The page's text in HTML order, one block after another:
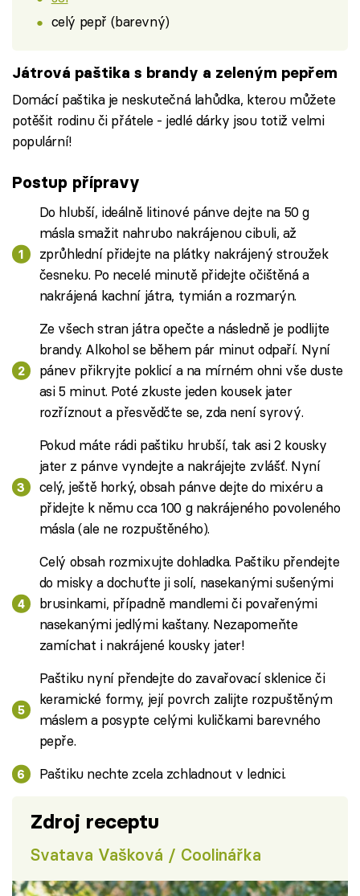
celý pepř (barevný)
Játrová paštika s brandy a zeleným pepřem
Domácí paštika je neskutečná lahůdka, kterou můžete
potěšit rodinu či přátele - jedlé dárky jsou totiž velmi
populární!
Postup přípravy
Do hlubší, ideálně litinové pánve dejte na 50 g
másla smažit nahrubo nakrájenou cibuli, až
zprůhlední přidejte na plátky nakrájený stroužek
česneku. Po necelé minutě přidejte očištěná a
nakrájená kachní játra, tymián a rozmarýn.
Ze všech stran játra opečte a následně je podlijte
brandy. Alkohol se během pár minut odpaří. Nyní
pánev přikryjte poklicí a na mírném ohni vše duste
asi 5 minut. Poté zkuste jeden kousek jater
rozříznout a přesvědčte se, zda není syrový.
Pokud máte rádi paštiku hrubší, tak asi 2 kousky
jater z pánve vyndejte a nakrájejte zvlášť. Nyní
celý, ještě horký, obsah pánve dejte do mixéru a
přidejte k němu cca 100 g nakrájeného povoleného
másla (ale ne rozpuštěného).
Celý obsah rozmixujte dohladka. Paštiku přendejte
do misky a dochuťte ji solí, nasekanými sušenými
brusinkami, případně mandlemi či povařenými
nasekanými jedlými kaštany. Nezapomeňte
zamíchat i nakrájené kousky jater!
Paštiku nyní přendejte do zavařovací sklenice či
keramické formy, její povrch zalijte rozpuštěným
máslem a posypte celými kuličkami barevného
pepře.
Paštiku nechte zcela zchladnout v lednici.
Zdroj receptu
Svatava Vašková / Coolinářka